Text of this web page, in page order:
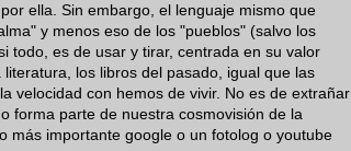
ella. Sin embargo, el lenguaje mismo que
y menos eso de los "pueblos" (salvo los
todo, es de usar y tirar, centrada en su valor
los libros del pasado, igual que las
velocidad con hemos de vivir. No es de extrañar
forma parte de nuestra cosmovisión de la
más importante google o un fotolog o youtube